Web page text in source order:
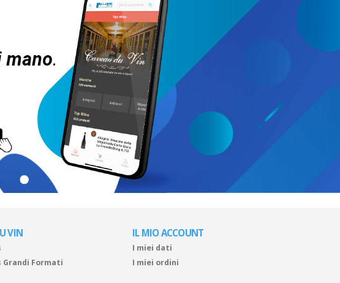
VIN
Grandi Formati
IL MIO ACCOUNT
I miei dati
I miei ordini